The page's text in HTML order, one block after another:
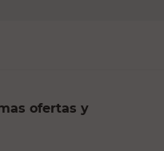
ofertas y